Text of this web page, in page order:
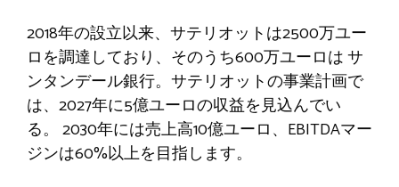
2018年の設立以来、サテリオットは2500万ユー
ロを調達しており、そのうち600万ユーロはサ
ンタンデール銀行。サテリオットの事業計画で
は、2027年に5億ユーロの収益を見込んでい
る。 2030年には売上高10億ユーロ、EBITDAマー
ジンは60%以上を目指します。